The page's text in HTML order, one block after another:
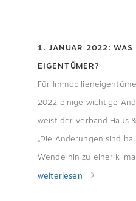
1. JANUAR 2022: WAS
EIGENTÜMER?
Für
2022 einige wichtige
weist der Verband Haus
„Die Änderungen sind
Wende hin zu einer
Energieversorgung
weiterlesen